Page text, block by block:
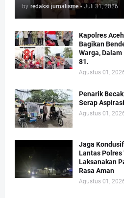
by redaksi jurnalisme - Juli 31, 2026
Kapolres
Bagikan
Warga,
81.
Agustus 01,
Penarik
Serap
Agustus 01,
Jaga
Lantas Polres
Laksanakan
Rasa Aman
Agustus 01,